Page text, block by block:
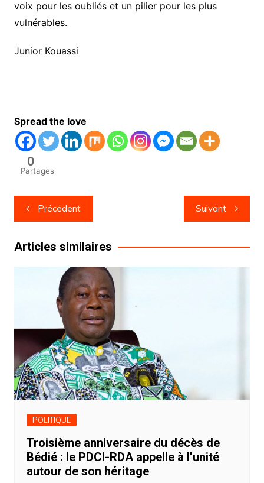
voix pour les oubliés et un pilier pour les plus
vulnérables.
Junior Kouassi
Spread the love
0
Partages
Navigation
de
l’article
Précédent Suivant
Articles similaires
POLITIQUE
Troisième anniversaire du décès de
Bédié : le PDCI-RDA appelle à l’unité
autour de son héritage